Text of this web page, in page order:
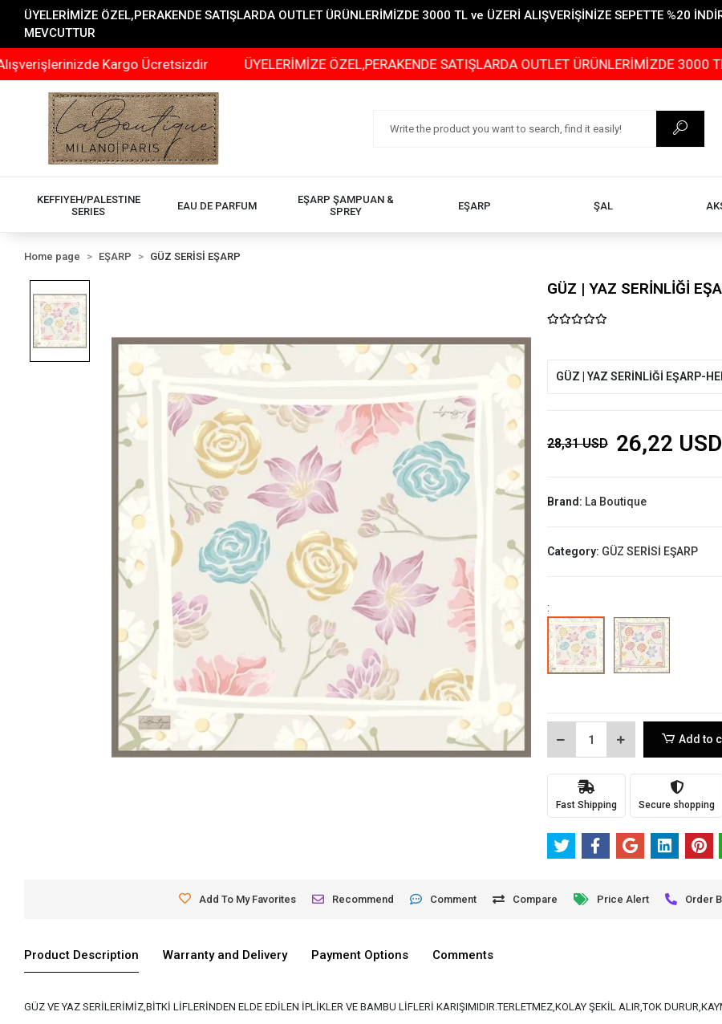
ÜYELERİMİZE ÖZEL,PERAKENDE SATIŞLARDA OUTLET ÜRÜNLERİMİZDE 3000 TL ve ÜZERİ ALIŞVERİŞİNİZE SEPETTE %20
MEVCUTTUR
Kargo Ücretsizdir ÜYELERİMİZE ÖZEL,PERAKENDE SATIŞLARDA OUTLET ÜRÜNLERİMİZDE 3000 TL
KEFFIYEH/PALESTINE
SERIES
EAU DE PARFUM
EŞARP ŞAMPUAN &
SPREY
EŞARP ŞAL
Home page EŞARP GÜZ SERİSİ EŞARP
GÜZ | YAZ SERİNLİĞİ
GÜZ | YAZ SERİNLİĞİ EŞARP-
28,31 USD 26,22 USD
Brand: La Boutique
Category: GÜZ SERİSİ EŞARP
:
Add to
Fast Shipping Secure shopping
Add To My Favorites Recommend Comment Compare Price Alert Order
Product Description Warranty and Delivery Payment Options Comments
GÜZ VE YAZ SERİLERİMİZ,BİTKİ LİFLERİNDEN ELDE EDİLEN İPLİKLER VE BAMBU LİFLERİ KARIŞIMIDIR.TERLETMEZ,KOLAY ŞEKİL ALIR,TOK